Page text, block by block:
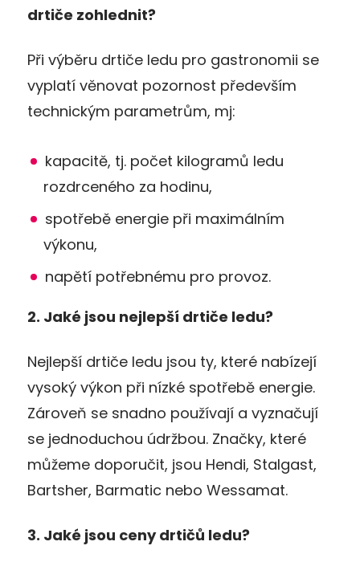
drtiče zohlednit?
Při výběru drtiče ledu pro gastronomii se
vyplatí věnovat pozornost především
technickým parametrům, mj:
kapacitě, tj. počet kilogramů ledu
rozdrceného za hodinu,
spotřebě energie při maximálním
výkonu,
napětí potřebnému pro provoz.
2. Jaké jsou nejlepší drtiče ledu?
Nejlepší drtiče ledu jsou ty, které nabízejí
vysoký výkon při nízké spotřebě energie.
Zároveň se snadno používají a vyznačují
se jednoduchou údržbou. Značky, které
můžeme doporučit, jsou Hendi, Stalgast,
Bartsher, Barmatic nebo Wessamat.
3. Jaké jsou ceny drtičů ledu?